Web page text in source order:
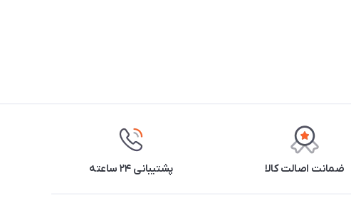
ضمانت اصالت کالا پشتیبانی ۲۴ ساعته